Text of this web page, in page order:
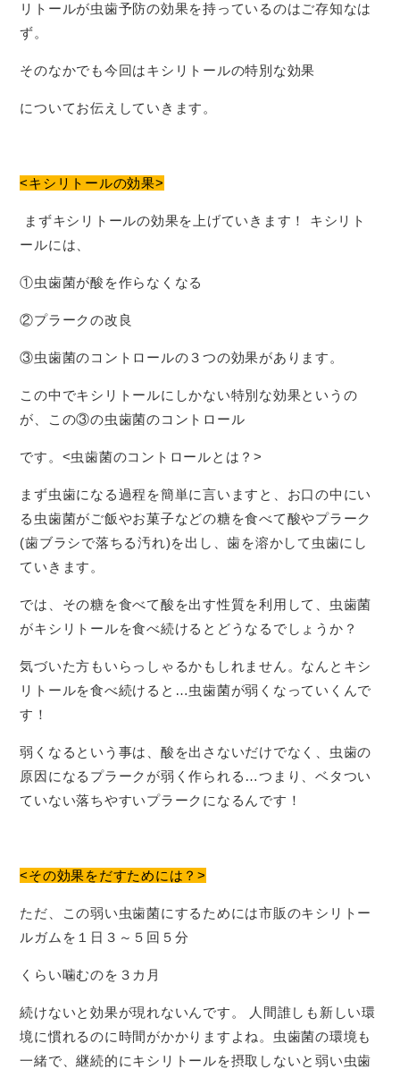
リトールが虫歯予防の効果を持っているのはご存知なは
ず。
そのなかでも今回はキシリトールの特別な効果
についてお伝えしていきます。
<キシリトールの効果>
まずキシリトールの効果を上げていきます！ キシリト
ールには、
①虫歯菌が酸を作らなくなる
②プラークの改良
③虫歯菌のコントロールの３つの効果があります。
この中でキシリトールにしかない特別な効果というの
が、この③の虫歯菌のコントロール
です。<虫歯菌のコントロールとは？>
まず虫歯になる過程を簡単に言いますと、お口の中にい
る虫歯菌がご飯やお菓子などの糖を食べて酸やプラーク
(歯ブラシで落ちる汚れ)を出し、歯を溶かして虫歯にし
ていきます。
では、その糖を食べて酸を出す性質を利用して、虫歯菌
がキシリトールを食べ続けるとどうなるでしょうか？
気づいた方もいらっしゃるかもしれません。なんとキシ
リトールを食べ続けると…虫歯菌が弱くなっていくんで
す！
弱くなるという事は、酸を出さないだけでなく、虫歯の
原因になるプラークが弱く作られる…つまり、ベタつい
ていない落ちやすいプラークになるんです！
<その効果をだすためには？>
ただ、この弱い虫歯菌にするためには市販のキシリトー
ルガムを１日３～５回５分
くらい噛むのを３カ月
続けないと効果が現れないんです。 人間誰しも新しい環
境に慣れるのに時間がかかりますよね。虫歯菌の環境も
一緒で、継続的にキシリトールを摂取しないと弱い虫歯